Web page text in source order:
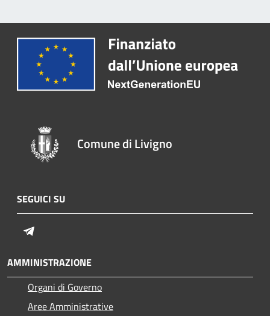
Comune di Livigno
SEGUICI SU
AMMINISTRAZIONE
Organi di Governo
Aree Amministrative